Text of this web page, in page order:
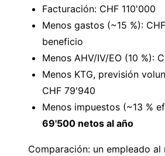
Facturación: CHF 110'000
Menos gastos (~15 %):
beneficio
Menos AHV/IV/EO (10 %):
Menos KTG, previsión
CHF 79'940
Menos impuestos (~13 %
69'500 netos al año
Comparación: un empleado al